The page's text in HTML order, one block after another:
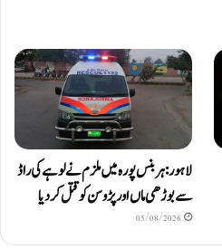
لاہور: ہربنس پورہ میں ملزم نے لوہے کی راڈ
سے بوڑھی ماں اور پڑوسن کو قتل کر دیا
05/08/2026